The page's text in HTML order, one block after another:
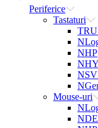
Periferice
Tastaturi
NHP
Mouse-uri